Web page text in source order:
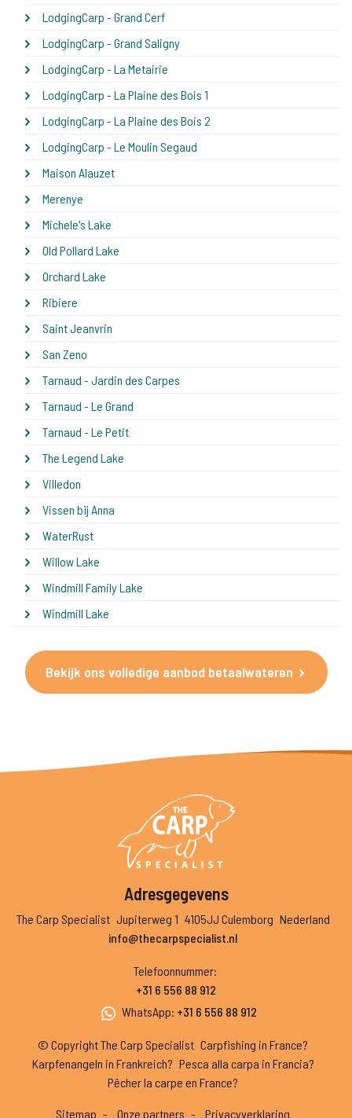
LodgingCarp - Grand Cerf
LodgingCarp - Grand Saligny
LodgingCarp - La Metairie
LodgingCarp - La Plaine des Bois 1
LodgingCarp - La Plaine des Bois 2
LodgingCarp - Le Moulin Segaud
Maison Alauzet
Merenye
Michele's Lake
Old Pollard Lake
Orchard Lake
Ribiere
Saint Jeanvrin
San Zeno
Tarnaud - Jardin des Carpes
Tarnaud - Le Grand
Tarnaud - Le Petit
The Legend Lake
Villedon
Vissen bij Anna
WaterRust
Willow Lake
Windmill Family Lake
Windmill Lake
Bekijk ons volledige aanbod betaalwateren
Adresgegevens
The Carp Specialist Jupiterweg 1 4105JJ Culemborg Nederland
info@thecarpspecialist.nl
Telefoonnummer:
+31 6 556 88 912
WhatsApp: +31 6 556 88 912
© Copyright The Carp Specialist Carpfishing in France?
Karpfenangeln in Frankreich? Pesca alla carpa in Francia?
Pêcher la carpe en France?
Sitemap Onze partners Privacyverklaring